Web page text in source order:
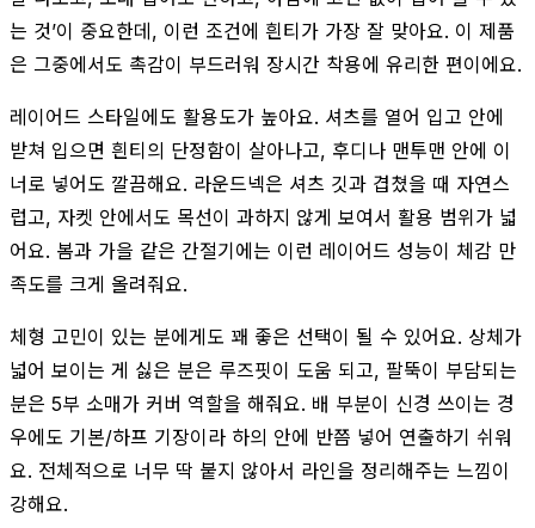
는 것’이 중요한데, 이런 조건에 흰티가 가장 잘 맞아요. 이 제품
은 그중에서도 촉감이 부드러워 장시간 착용에 유리한 편이에요.
레이어드 스타일에도 활용도가 높아요. 셔츠를 열어 입고 안에
받쳐 입으면 흰티의 단정함이 살아나고, 후디나 맨투맨 안에 이
너로 넣어도 깔끔해요. 라운드넥은 셔츠 깃과 겹쳤을 때 자연스
럽고, 자켓 안에서도 목선이 과하지 않게 보여서 활용 범위가 넓
어요. 봄과 가을 같은 간절기에는 이런 레이어드 성능이 체감 만
족도를 크게 올려줘요.
체형 고민이 있는 분에게도 꽤 좋은 선택이 될 수 있어요. 상체가
넓어 보이는 게 싫은 분은 루즈핏이 도움 되고, 팔뚝이 부담되는
분은 5부 소매가 커버 역할을 해줘요. 배 부분이 신경 쓰이는 경
우에도 기본/하프 기장이라 하의 안에 반쯤 넣어 연출하기 쉬워
요. 전체적으로 너무 딱 붙지 않아서 라인을 정리해주는 느낌이
강해요.